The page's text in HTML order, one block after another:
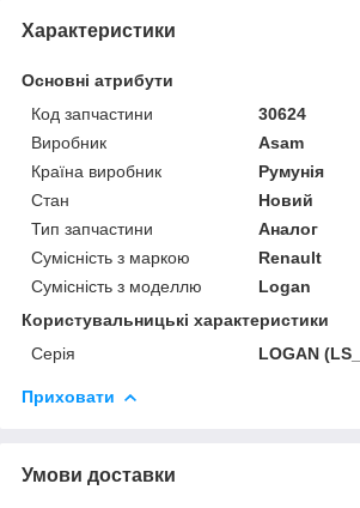
Характеристики
Основні атрибути
Код запчастини
30624
Виробник
Asam
Країна виробник
Румунія
Стан
Новий
Тип запчастини
Аналог
Сумісність з маркою
Renault
Сумісність з моделлю
Logan
Користувальницькі характеристики
Серія
LOGAN
Приховати
Умови доставки